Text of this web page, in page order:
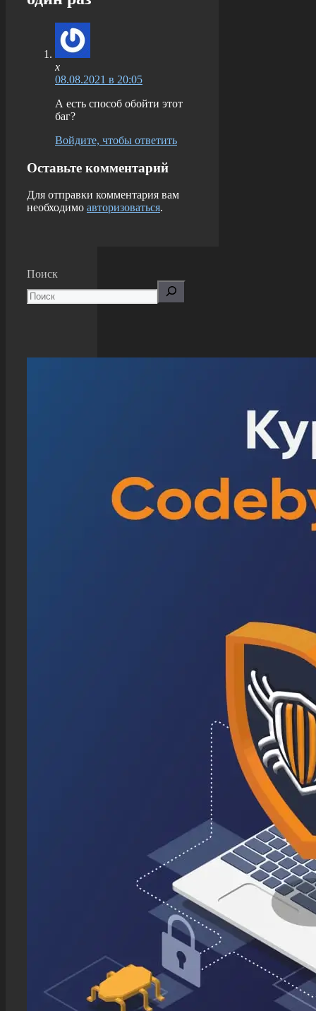
x
08.08.2021 в 20:05
А есть способ обойти этот
баг?
Войдите, чтобы ответить
Оставьте комментарий
Для отправки комментария вам
необходимо авторизоваться.
Поиск